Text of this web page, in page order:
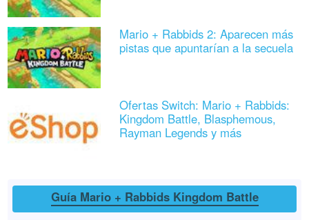
Mario + Rabbids 2: Aparecen más
pistas que apuntarían a la secuela
Ofertas Switch: Mario + Rabbids:
Kingdom Battle, Blasphemous,
Rayman Legends y más
Guía Mario + Rabbids Kingdom Battle